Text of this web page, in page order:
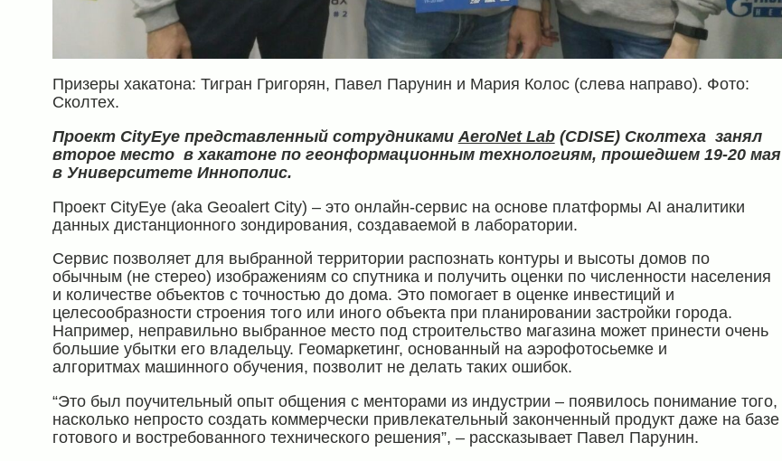
Призеры хакатона: Тигран Григорян, Павел Парунин и Мария Колос (слева направо). Фото:
Сколтех.
Проект СityEye представленный сотрудниками AeroNet Lab (CDISE) Сколтеха занял
второе место в хакатоне по геонформационным технологиям, прошедшем 19-20 мая
в Университете Иннополис.
Проект CityEye (aka Geoalert City) – это онлайн-сервис на основе платформы AI аналитики
данных дистанционного зондирования, создаваемой в лаборатории.
Сервис позволяет для выбранной территории распознать контуры и высоты домов по
обычным (не стерео) изображениям со спутника и получить оценки по численности населения
и количестве объектов с точностью до дома. Это помогает в оценке инвестиций и
целесообразности строения того или иного объекта при планировании застройки города.
Например, неправильно выбранное место под строительство магазина может принести очень
большие убытки его владельцу. Геомаркетинг, основанный на аэрофотосьемке и
алгоритмах машинного обучения, позволит не делать таких ошибок.
“Это был поучительный опыт общения с менторами из индустрии – появилось понимание того,
насколько непросто создать коммерчески привлекательный законченный продукт даже на базе
готового и востребованного технического решения”, – рассказывает Павел Парунин.